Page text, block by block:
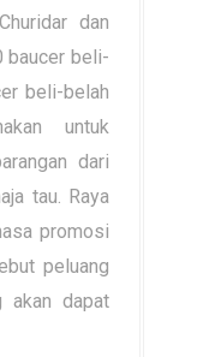
dan
baucer beli-
beli-belah
untuk
dari
tau. Raya
promosi
peluang
akan dapat